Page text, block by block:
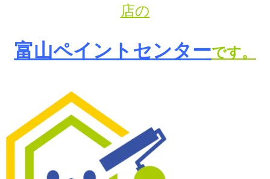
店の
富山ペイントセンターです。